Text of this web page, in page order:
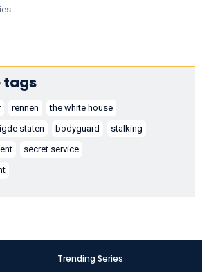
tags
rennen
the white house
staten
bodyguard
stalking
secret service
Trending Series